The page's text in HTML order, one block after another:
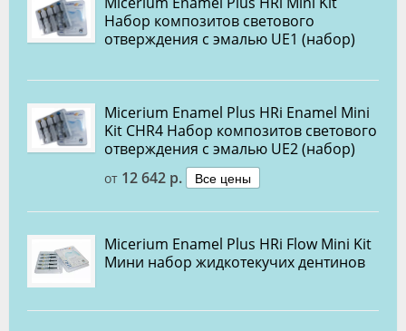
Набор композитов светового
отверждения с эмалью UE1 (набор)
Micerium Enamel Plus HRi Enamel Mini
Kit CHR4 Набор композитов светового
отверждения с эмалью UE2 (набор)
от 12 642 р. Все цены
Micerium Enamel Plus HRi Flow Mini Kit
Мини набор жидкотекучих дентинов